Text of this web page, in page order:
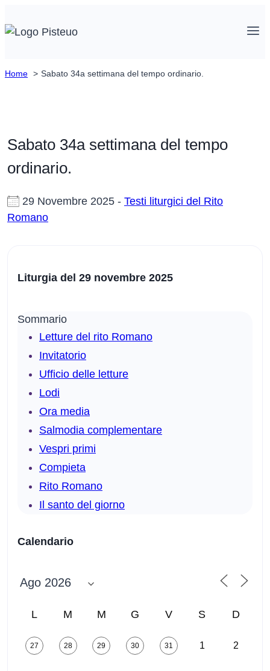
al
Home Sabato 34a settimana del tempo ordinario.
Sabato 34a settimana del tempo
ordinario.
29 Novembre 2025 - Testi liturgici del Rito
Romano
Liturgia del 29 novembre 2025
Sommario
Letture del rito Romano
Invitatorio
Ufficio delle letture
Lodi
Ora media
Salmodia complementare
Vespri primi
Compieta
Rito Romano
Il santo del giorno
Calendario
L M M G V S D
27 28 29 30 31 1 2